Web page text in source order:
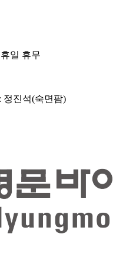
일 휴무
정진석(숙면팜)